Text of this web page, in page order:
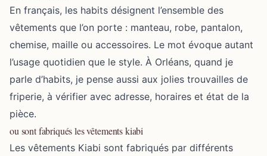
En français, les habits désignent l’ensemble des
vêtements que l’on porte : manteau, robe, pantalon,
chemise, maille ou accessoires. Le mot évoque autant
l’usage quotidien que le style. À Orléans, quand je
parle d’habits, je pense aussi aux jolies trouvailles de
friperie, à vérifier avec adresse, horaires et état de la
pièce.
ou sont fabriqués les vêtements kiabi
Les vêtements Kiabi sont fabriqués par différents